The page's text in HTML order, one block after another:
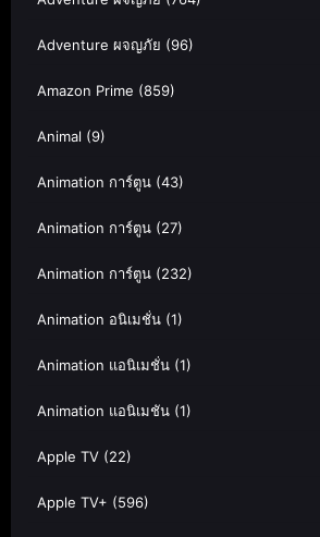
Adventure ผจญภัย (96)
Amazon Prime (859)
Animal (9)
Animation การ์ตูน (43)
Animation การ์ตูน (27)
Animation การ์ตูน (232)
Animation อนิเมชั่น (1)
Animation แอนิเมชั่น (1)
Animation แอนิเมชัน (1)
Apple TV (22)
Apple TV+ (596)